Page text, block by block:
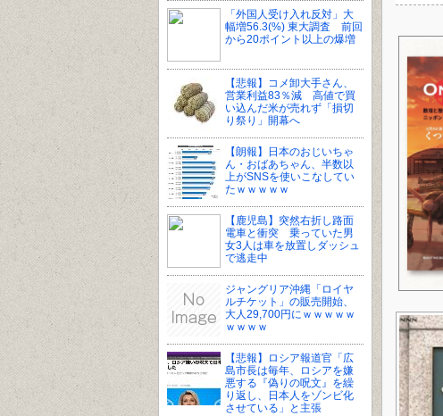
「外国人受け入れ反対」大
幅増56.3(%) 東大調査 前回
から20ポイント以上の爆増
【悲報】コメ卸大手さん、
営業利益83％減 高値で買
い込んだ米が売れず「損切
り祭り」開幕へ
【朗報】日本のおじいちゃ
ん・おばあちゃん、半数以
上がSNSを使いこなしてい
たｗｗｗｗｗ
【鹿児島】突然右折し路面
電車と衝突 乗っていた男
女3人は車を放置しダッシュ
で逃走中
ジャングリア沖縄「ロイヤ
ルチケット」の販売開始、
大人29,700円にｗｗｗｗｗ
ｗｗｗｗ
【悲報】ロシア報道官「広
島市長は毎年、ロシアを嫌
悪する『偽りの呪文』を繰
り返し、日本人をゾンビ化
させている」と主張